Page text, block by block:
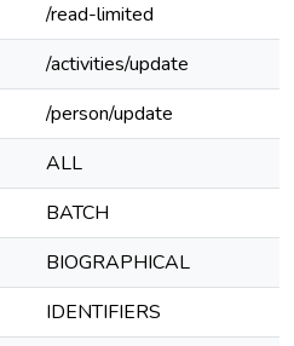
/read-limited
/activities/update
/person/update
ALL
BATCH
BIOGRAPHICAL
IDENTIFIERS